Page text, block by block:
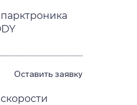
Оставить заявку